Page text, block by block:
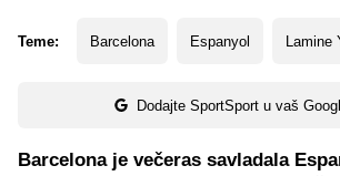
Teme: Barcelona Espanyol Lamine
Dodajte SportSport u vaš
Barcelona je večeras savladala